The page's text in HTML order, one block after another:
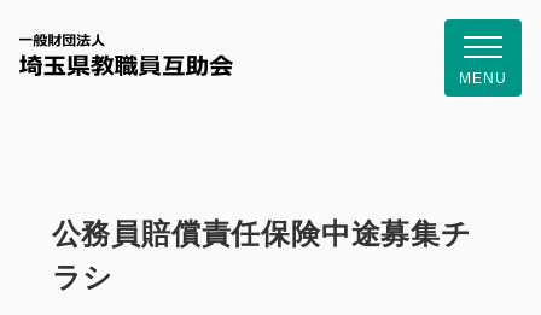
一般財団
MENU
公務員賠償責任保険中途募集チ
ラシ